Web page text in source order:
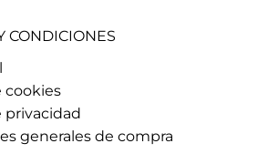
CONDICIONES
cookies
privacidad
generales de compra